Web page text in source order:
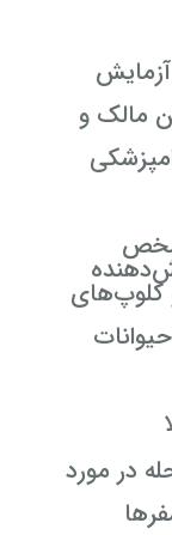
مالک و
کلوپ‌های
در مورد